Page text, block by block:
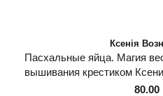
Ксенія
Пасхальные яйца. Магия
вышивания крестиком
80.00